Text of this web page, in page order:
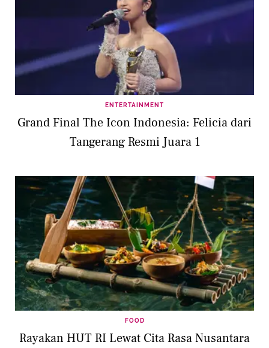
ENTERTAINMENT
Grand Final The Icon Indonesia: Felicia dari
Tangerang Resmi Juara 1
FOOD
Rayakan HUT RI Lewat Cita Rasa Nusantara